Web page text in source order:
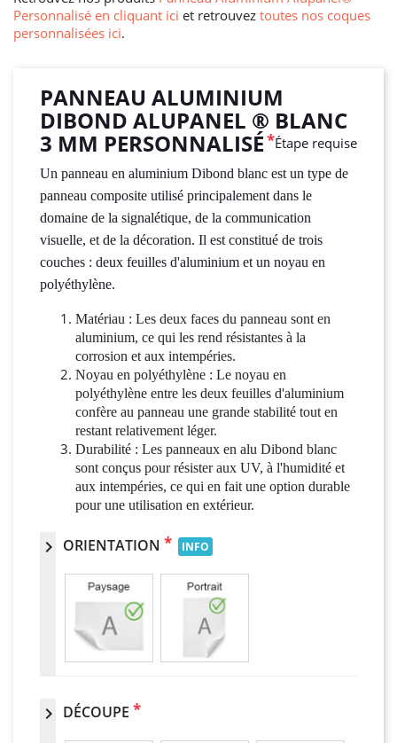
Personnalisé en cliquant ici et retrouvez toutes nos coques
personnalisées ici.
PANNEAU ALUMINIUM
DIBOND ALUPANEL ® BLANC
3 MM PERSONNALISÉ*Étape requise
Un panneau en aluminium Dibond blanc est un type de
panneau composite utilisé principalement dans le
domaine de la signalétique, de la communication
visuelle, et de la décoration. Il est constitué de trois
couches : deux feuilles d'aluminium et un noyau en
polyéthylène.
Matériau : Les deux faces du panneau sont en
aluminium, ce qui les rend résistantes à la
corrosion et aux intempéries.
Noyau en polyéthylène : Le noyau en
polyéthylène entre les deux feuilles d'aluminium
confère au panneau une grande stabilité tout en
restant relativement léger.
Durabilité : Les panneaux en alu Dibond blanc
sont conçus pour résister aux UV, à l'humidité et
aux intempéries, ce qui en fait une option durable
pour une utilisation en extérieur.
chevron_right ORIENTATION * INFO
chevron_right DÉCOUPE *